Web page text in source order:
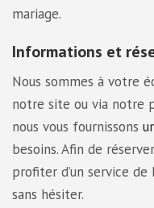
mariage.
Informations et
Nous sommes à votre
notre site ou via notre
nous vous fournissons
besoins. Afin de
profiter d’un service
sans hésiter.